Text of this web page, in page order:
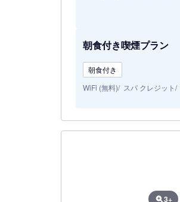
朝食付き喫煙プラン
朝食付き
WiFi (無料)
スパ クレジット
3+